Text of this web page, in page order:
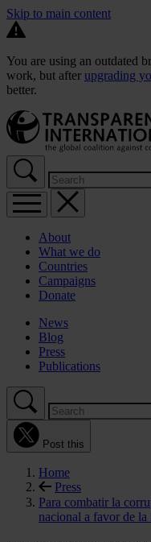
Skip to main content
You are using an outdated
work, but after upgrading
better.
About
What we do
Countries
Campaigns
Donate
News
Blog
Press
Publications
Post this
Home
Press
Para combatir la
nacional a favor de la